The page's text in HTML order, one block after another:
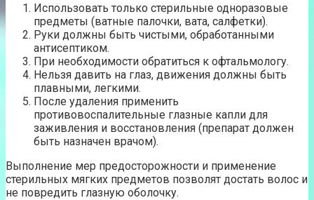
Использовать только стерильные одноразовые
предметы (ватные палочки, вата, салфетки).
Руки должны быть чистыми, обработанными
антисептиком.
При необходимости обратиться к офтальмологу.
Нельзя давить на глаз, движения должны быть
плавными, легкими.
После удаления применить
противовоспалительные глазные капли для
заживления и восстановления (препарат должен
быть назначен врачом).
Выполнение мер предосторожности и применение
стерильных мягких предметов позволят достать волос и
не повредить глазную оболочку.